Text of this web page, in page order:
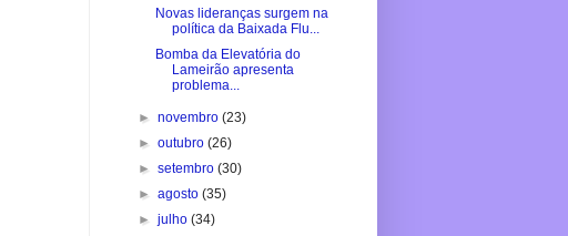
Novas lideranças surgem na
política da Baixada Flu...
Bomba da Elevatória do
Lameirão apresenta
problema...
►novembro(23)
►outubro(26)
►setembro(30)
►agosto(35)
►julho(34)